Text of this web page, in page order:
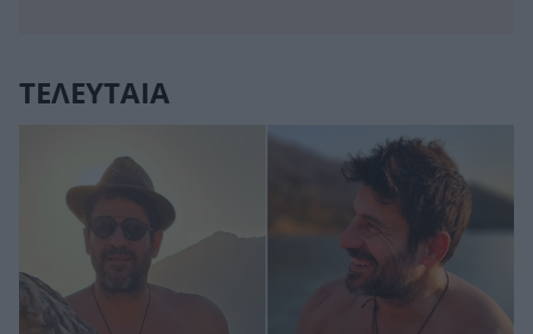
ΤΕΛΕΥΤΑΙΑ